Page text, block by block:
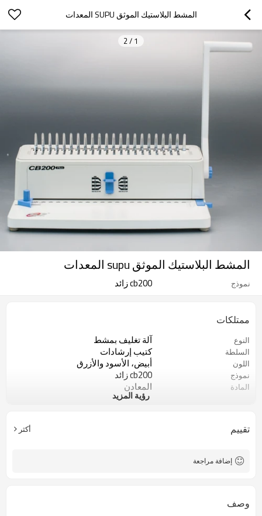
المشط البلاستيك الموثق SUPU المعدات
1
/
2
المشط البلاستيك الموثق supu المعدات
نموذج cb200 زائد
ممتلكات
النوع آلة تغليف بمشط
السلطة كتيب إرشادات
اللون أبيض، الأسود والأزرق
نموذج cb200 زائد
المادة المعادن
14.25mm
رؤية المزيد
تقييم أكثر
إضافة مراجعة
وصف